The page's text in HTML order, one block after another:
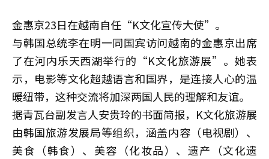
金惠京23日在越南自任“K文化宣传大使”。
与韩国总统李在明一同国宾访问越南的金惠京出席
了在河内乐天西湖举行的“K文化旅游展”。她表
示，电影等文化超越语言和国界，是连接人心的温
暖纽带，这种交流将加深两国人民的理解和友谊。
据青瓦台副发言人安贵玲的书面简报，K文化旅游展
由韩国旅游发展局等组织，涵盖内容（电视剧）、
美食（韩食）、美容（化妆品）、遗产（文化遗